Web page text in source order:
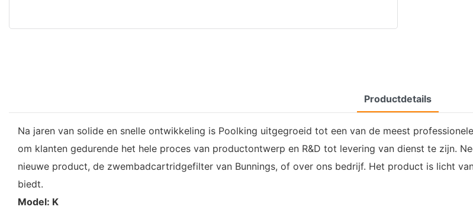
Productdetails
Na jaren van solide en snelle ontwikkeling is Poolking uitgegroeid tot een van de meest
om klanten gedurende het hele proces van productontwerp en R&D tot levering van dienst te zijn.
nieuwe product, de zwembadcartridgefilter van Bunnings, of over ons bedrijf. Het product is licht
biedt.
Model: K